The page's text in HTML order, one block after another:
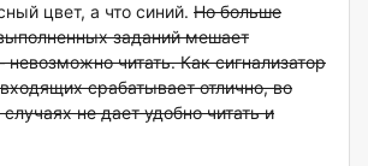
цвет, а что синий. Но больше
заданий мешает
читать. Как сигнализатор
срабатывает отлично, во
не дает удобно читать и